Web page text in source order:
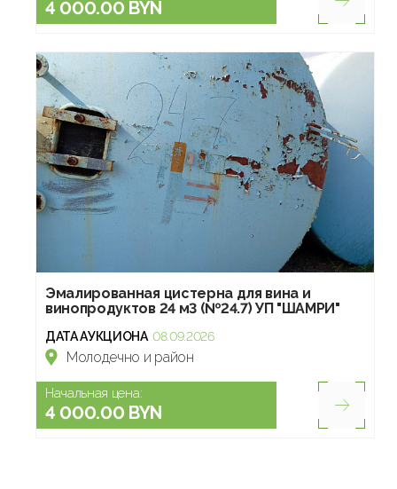
4 000.00 BYN
Эмалированная цистерна для вина и
винопродуктов 24 м3 (№24.7) УП "ШАМРИ"
ДАТА АУКЦИОНА 08.09.2026
Молодечно и район
Начальная цена:
4 000.00 BYN